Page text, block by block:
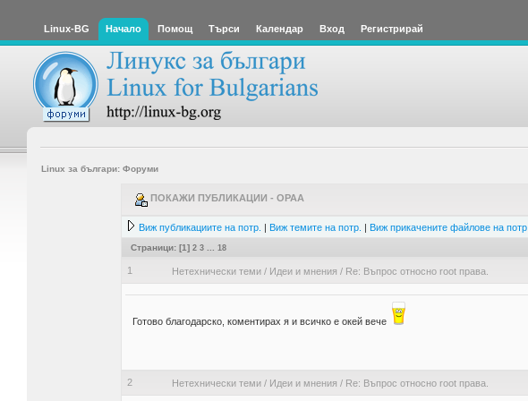
Linux-BG Начало Помощ Търси Календар Вход Регистрирай
Linux за българи: Форуми
ПОКАЖИ ПУБЛИКАЦИИ - OPAA
Виж публикациите на потр. | Виж темите на потр. | Виж прикачените файлове на потр
Страници: [1] 2 3 18
1 Нетехнически теми / Идеи и мнения / Re: Въпрос относно root права.
Готово благодарско, коментирах я и всичко е окей вече
2 Нетехнически теми / Идеи и мнения / Re: Въпрос относно root права.